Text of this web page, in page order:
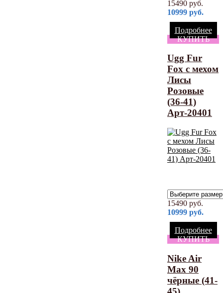
15490 руб.
10999 руб.
Подробнее
КУПИТЬ
Ugg Fur
Fox с мехом
Лисы
Розовые
(36-41)
Арт-20401
15490 руб.
10999 руб.
Подробнее
КУПИТЬ
Nike Air
Max 90
чёрные (41-